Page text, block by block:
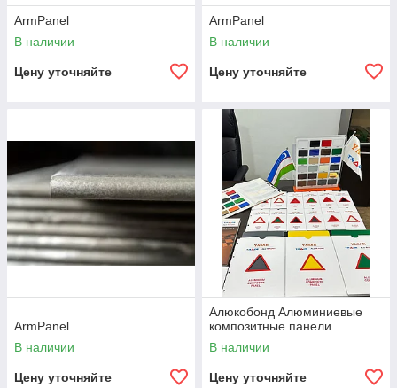
ArmPanel
В наличии
Цену уточняйте
ArmPanel
В наличии
Цену уточняйте
ArmPanel
В наличии
Цену уточняйте
Алюкобонд Алюминиевые
композитные панели
В наличии
Цену уточняйте